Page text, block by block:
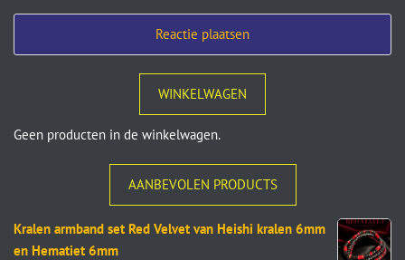
WINKELWAGEN
Geen producten in de winkelwagen.
AANBEVOLEN PRODUCTS
Kralen armband set Red Velvet van Heishi kralen 6mm
en Hematiet 6mm